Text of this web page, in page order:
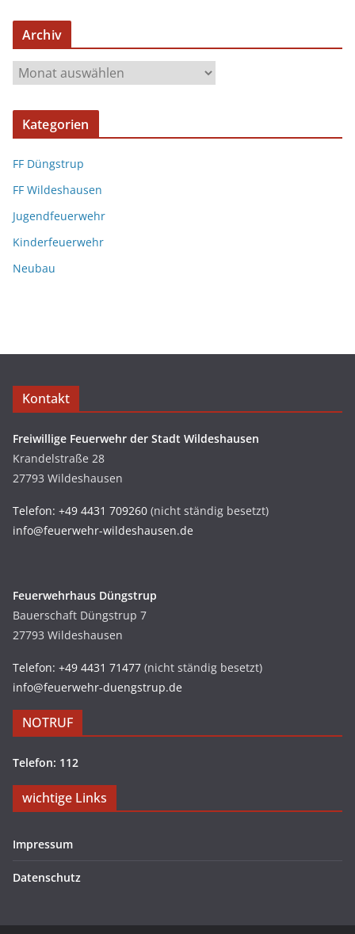
Archiv
Kategorien
FF Düngstrup
FF Wildeshausen
Jugendfeuerwehr
Kinderfeuerwehr
Neubau
Kontakt
Freiwillige Feuerwehr der Stadt Wildeshausen
Krandelstraße 28
27793 Wildeshausen
Telefon: +49 4431 709260 (nicht ständig besetzt)
info@feuerwehr-wildeshausen.de
Feuerwehrhaus Düngstrup
Bauerschaft Düngstrup 7
27793 Wildeshausen
Telefon: +49 4431 71477 (nicht ständig besetzt)
info@feuerwehr-duengstrup.de
NOTRUF
Telefon: 112
wichtige Links
Impressum
Datenschutz